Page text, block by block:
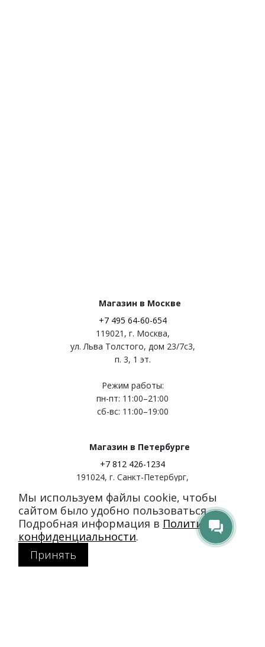
Магазин в Москве
+7 495 64-60-654
119021 , г. Москва,
ул. Льва Толстого, дом 23/7c3,
п. 3, 1 эт.
Режим работы:
пн-пт: 11:00–21:00
сб-вс: 11:00–19:00
Магазин в Петербурге
+7 812 426-1234
191024, г. Санкт-Петербург,
ул. Миргородская, д. 20
вход с ул. Кременчугская
Режим работы:
пн-пт: 11:00–21:00
Мы используем файлы cookie, чтобы
сайтом было удобно пользоваться.
Подробная информация в Политике
конфиденциальности.
Принять